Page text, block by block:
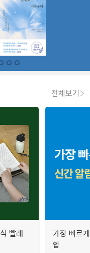
전체보기
빨래
가장 빠르
합